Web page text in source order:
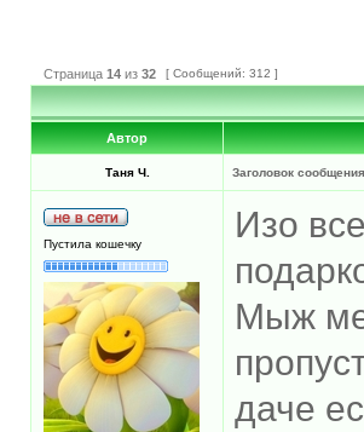
Страница 14 из 32 [ Сообщений: 312 ]
Автор
Таня Ч. Заголовок
Пустила кошечку
Изо
Мыж
даче